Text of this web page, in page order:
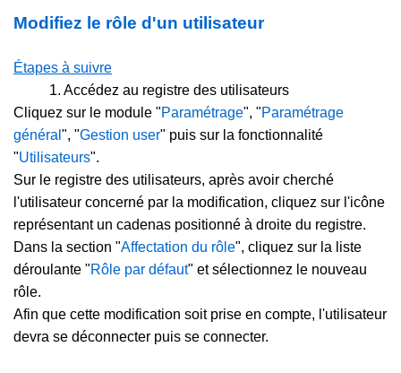
Modifiez le rôle d'un utilisateur
Étapes à suivre
1. Accédez au registre des utilisateurs
Cliquez sur le module "Paramétrage", "Paramétrage
général ", "Gestion user" puis sur la fonctionnalité
"Utilisateurs".
Sur le registre des utilisateurs, après avoir cherché
l'utilisateur concerné par la modification, cliquez sur l'icône
représentant un cadenas positionné à droite du registre.
Dans la section "Affectation du rôle", cliquez sur la liste
déroulante "Rôle par défaut" et sélectionnez le nouveau
rôle.
Afin que cette modification soit prise en compte, l'utilisateur
devra se déconnecter puis se connecter.